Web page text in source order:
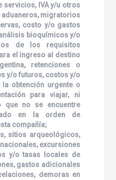
servicios, IVA y/u otros
migratorios
costo y/o gastos
bioquímicos y/o
de los requisitos
el ingreso al destino
retenciones o
y/o futuros, costos y/o
obtención urgente o
para viajar, ni
que no se encuentre
en la orden de
compañía;
sitios arqueológicos,
excursiones
y/o tasas locales de
gastos adicionales
demoras en